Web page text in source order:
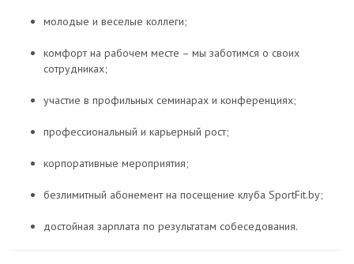
молодые и веселые коллеги;
комфорт на рабочем месте – мы заботимся о своих
сотрудниках;
участие в профильных семинарах и конференциях;
профессиональный и карьерный рост;
корпоративные мероприятия;
безлимитный абонемент на посещение клуба SportFit.by;
достойная зарплата по результатам собеседования.